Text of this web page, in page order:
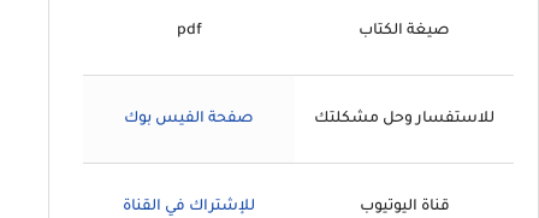
صيغة الكتاب pdf
للاستفسار وحل مشكلتك صفحة الفيس بوك
قناة اليوتيوب للإشتراك في القناة